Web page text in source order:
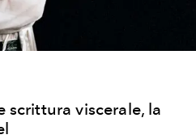
scrittura viscerale, la